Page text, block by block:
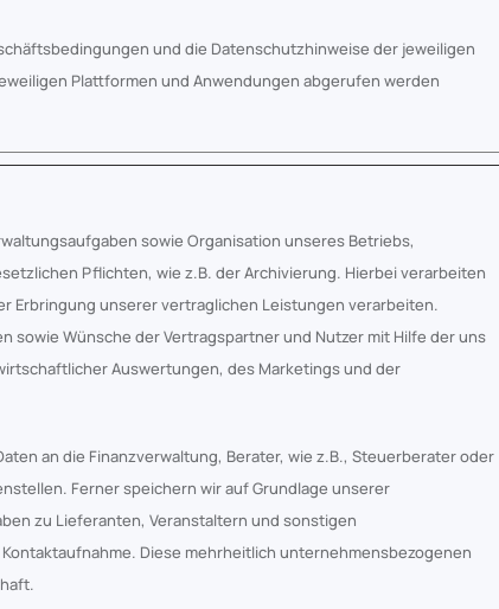
und die Datenschutzhinweise der jeweiligen
Plattformen und Anwendungen abgerufen werden
sowie Organisation unseres Betriebs,
Pflichten, wie z.B. der Archivierung. Hierbei verarbeiten
Erbringung unserer vertraglichen Leistungen verarbeiten.
sowie Wünsche der Vertragspartner und Nutzer mit Hilfe der uns
Auswertungen, des Marketings und der
an die Finanzverwaltung, Berater, wie z.B., Steuerberater oder
Ferner speichern wir auf Grundlage unserer
zu Lieferanten, Veranstaltern und sonstigen
Diese mehrheitlich unternehmensbezogenen